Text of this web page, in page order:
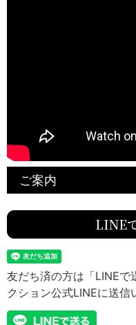
ご案内
LINE
友だち済の方は「LINEで
クション公式LINEに送信